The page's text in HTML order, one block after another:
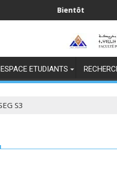
ESPACE ETUDIANTS
S3